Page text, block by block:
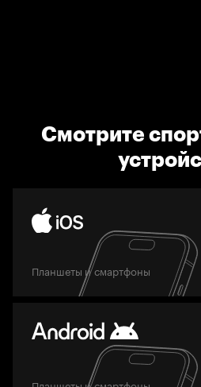
Смотрите
Планшеты и смартфоны